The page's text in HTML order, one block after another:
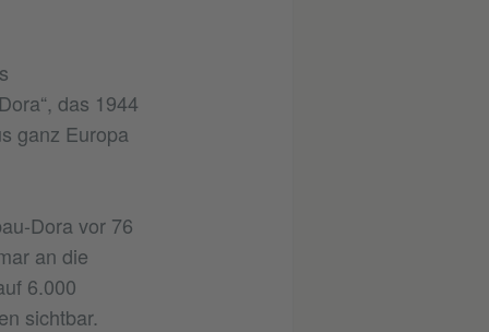
das 1944
ganz Europa
Dora vor 76
an die
6.000
sichtbar.